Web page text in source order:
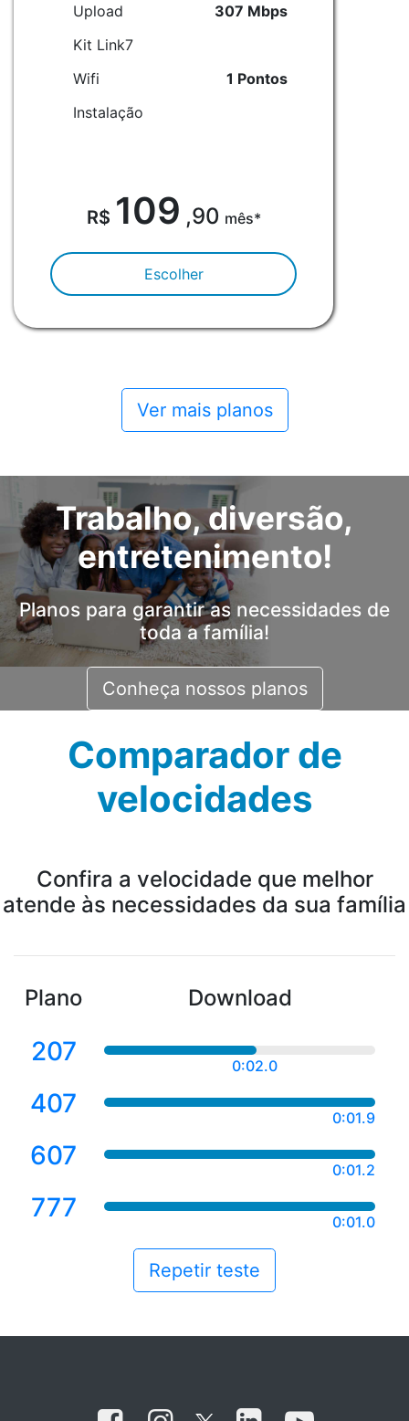
Upload
307 Mbps
Kit Link7
Wifi
1 Pontos
Instalação
109 ,90 mês*
Escolher
Ver mais planos
Trabalho, diversão,
entretenimento!
Planos para garantir as necessidades de
toda a família!
Conheça nossos planos
Comparador de
velocidades
Confira a velocidade que melhor
atende às necessidades da sua família
Plano Download
207 0:02.3
407 0:01.9
607 0:01.2
777 0:01.0
Repetir teste